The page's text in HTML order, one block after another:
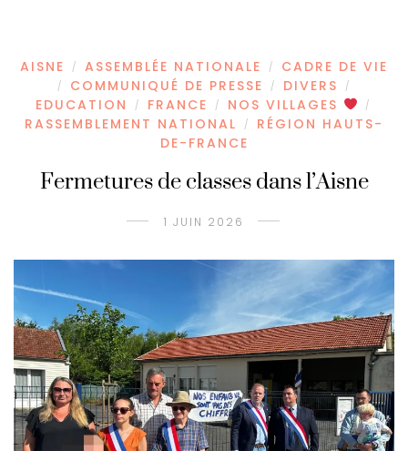
AISNE / ASSEMBLÉE NATIONALE / CADRE DE VIE
/ COMMUNIQUÉ DE PRESSE / DIVERS /
EDUCATION / FRANCE / NOS VILLAGES /
RASSEMBLEMENT NATIONAL /
RÉGION HAUTS-
DE-FRANCE
Fermetures de classes dans l’Aisne
1 JUIN 2026